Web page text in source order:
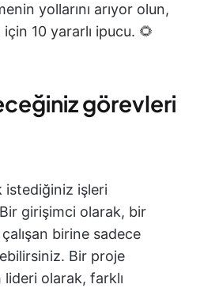
yollarını arıyor olun,
10 yararlı ipucu. 🌻
görevleri
istediğiniz işleri
girişimci olarak, bir
birine sadece
Bir proje
olarak, farklı